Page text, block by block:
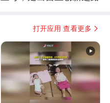
打开应用 查看更多